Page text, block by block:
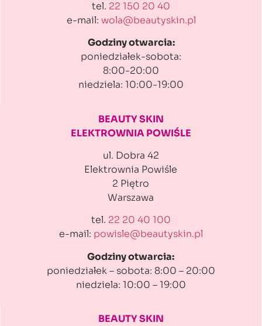
tel. 22 150 20 40
e-mail: wola@beautyskin.pl
Godziny otwarcia:
poniedziałek-sobota:
8:00-20:00
niedziela: 10:00-19:00
BEAUTY SKIN
ELEKTROWNIA POWIŚLE
ul. Dobra 42
Elektrownia Powiśle
2 Piętro
Warszawa
tel. 22 20 40 100
e-mail: powisle@beautyskin.pl
Godziny otwarcia:
poniedziałek – sobota: 8:00 – 20:00
niedziela: 10:00 – 19:00
BEAUTY SKIN